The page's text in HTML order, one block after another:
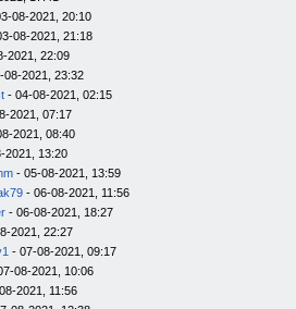
08-2021, 20:10
08-2021, 21:18
2021, 22:09
08-2021, 23:32
- 04-08-2021, 02:15
2021, 07:17
2021, 08:40
2021, 13:20
- 05-08-2021, 13:59
- 06-08-2021, 11:56
- 06-08-2021, 18:27
2021, 22:27
- 07-08-2021, 09:17
08-2021, 10:06
2021, 11:56